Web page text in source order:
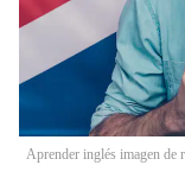
Aprender inglés imagen de